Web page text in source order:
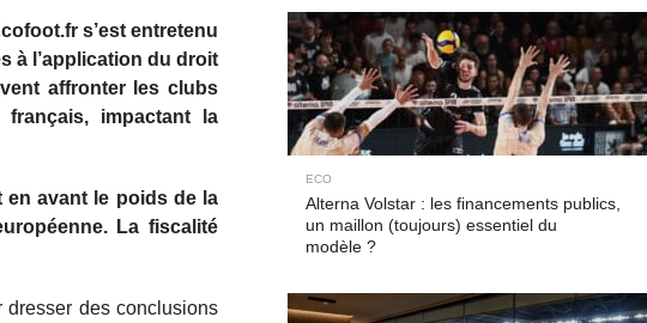
s’est entretenu
à l’application du droit
affronter les clubs
impactant la
en avant le poids de la
La fiscalité
dresser des conclusions
ECO
Alterna Volstar : les financements publics,
un maillon (toujours) essentiel du
modèle ?